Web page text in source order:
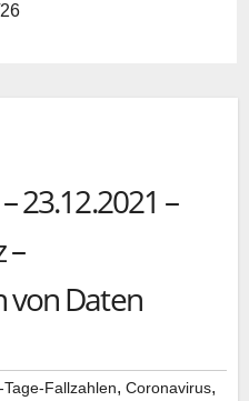
23.12.2021 –
–
von Daten
Tage-Fallzahlen, Coronavirus,